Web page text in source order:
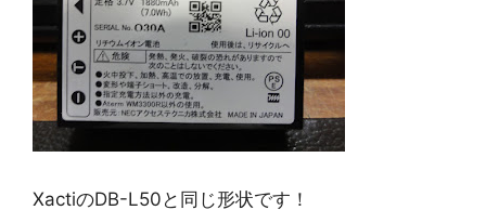
XactiのDB-L50と同じ形状です！